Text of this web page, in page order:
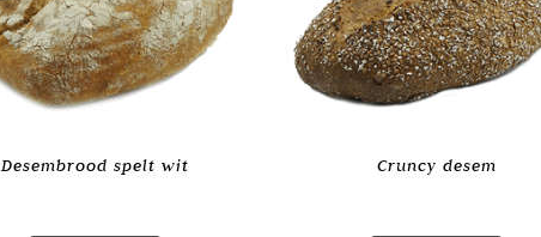
Desembrood spelt wit Cruncy desem